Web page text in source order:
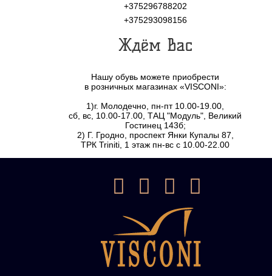
+375296788202
+375293098156
Ждём Вас
Нашу обувь можете приобрести
в розничных магазинах «VISCONI»:
1)г. Молодечно, пн-пт 10.00-19.00,
сб, вс, 10.00-17.00, ТАЦ "Модуль", Великий
Гостинец 143б;
2) Г. Гродно, проспект Янки Купалы 87,
ТРК Triniti, 1 этаж пн-вс с 10.00-22.00